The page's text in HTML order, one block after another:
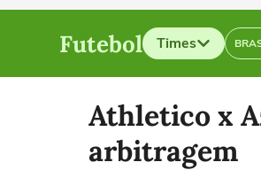
Futebol Times
Selecione o time para ver as
Athletico x
arbitragem